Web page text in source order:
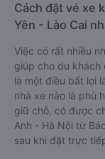
Cách đặt vé xe
Yên - Lào Cai
Việc có rất nhiều
giúp cho du
là một điều bất lợi
nhà xe nào là phù
giữ chỗ, có được
Anh - Hà Nội từ
sau khi đặt trực